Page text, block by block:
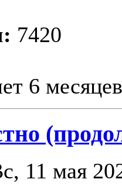
7420
6 месяцев
11 мая